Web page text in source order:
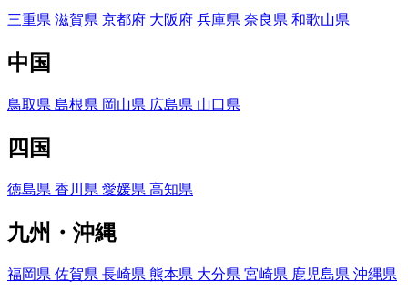
三重県 滋賀県 京都府 大阪府 兵庫県 奈良県 和歌山県
中国
鳥取県 島根県 岡山県 広島県 山口県
四国
徳島県 香川県 愛媛県 高知県
九州・沖縄
福岡県 佐賀県 長崎県 熊本県 大分県 宮崎県 鹿児島県 沖縄県